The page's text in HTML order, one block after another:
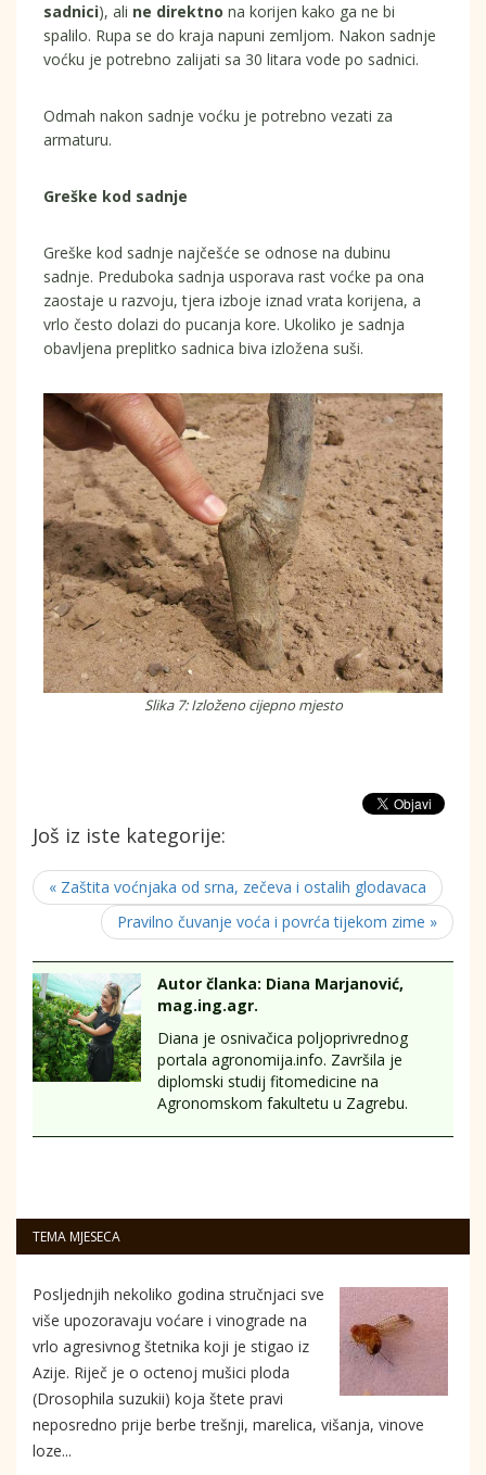
sadnici), ali ne direktno na korijen kako ga ne bi
spalilo. Rupa se do kraja napuni zemljom. Nakon sadnje
voćku je potrebno zalijati sa 30 litara vode po sadnici.
Odmah nakon sadnje voćku je potrebno vezati za
armaturu.
Greške kod sadnje
Greške kod sadnje najčešće se odnose na dubinu
sadnje. Preduboka sadnja usporava rast voćke pa ona
zaostaje u razvoju, tjera izboje iznad vrata korijena, a
vrlo često dolazi do pucanja kore. Ukoliko je sadnja
obavljena preplitko sadnica biva izložena suši.
Slika 7: Izloženo cijepno mjesto
Još iz iste kategorije:
« Zaštita voćnjaka od srna, zečeva i ostalih glodavaca
Pravilno čuvanje voća i povrća tijekom zime »
Autor članka: Diana Marjanović,
mag.ing.agr.
Diana je osnivačica poljoprivrednog
portala agronomija.info. Završila je
diplomski studij fitomedicine na
Agronomskom fakultetu u Zagrebu.
TEMA MJESECA
Posljednjih nekoliko godina stručnjaci sve
više upozoravaju voćare i vinograde na
vrlo agresivnog štetnika koji je stigao iz
Azije. Riječ je o octenoj mušici ploda
(Drosophila suzukii) koja štete pravi
neposredno prije berbe trešnji, marelica, višanja, vinove
loze...